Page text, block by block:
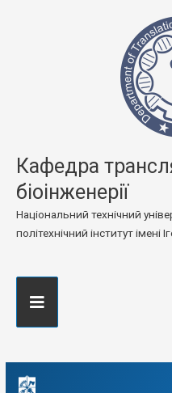
Кафедра
біоінженерії
Національний технічний
політехнічний інститут імені